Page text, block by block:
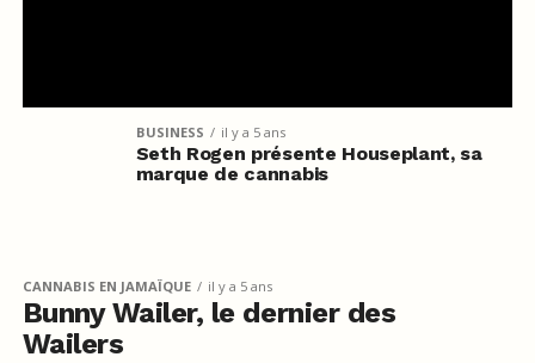
BUSINESS il y a 5 ans
Seth Rogen présente Houseplant, sa
marque de cannabis
CANNABIS EN JAMAÏQUE il y a 5 ans
Bunny Wailer, le dernier des
Wailers